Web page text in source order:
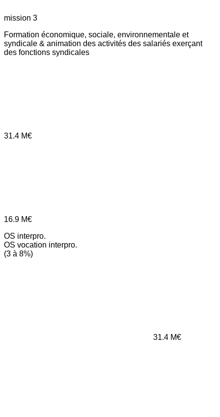
mission 3
Formation économique, sociale, environnementale et
syndicale & animation des activités des salariés exerçant
des fonctions syndicales
31.4 M€
16.9 M€
OS interpro.
OS vocation interpro.
(3 à 8%)
31.4 M€